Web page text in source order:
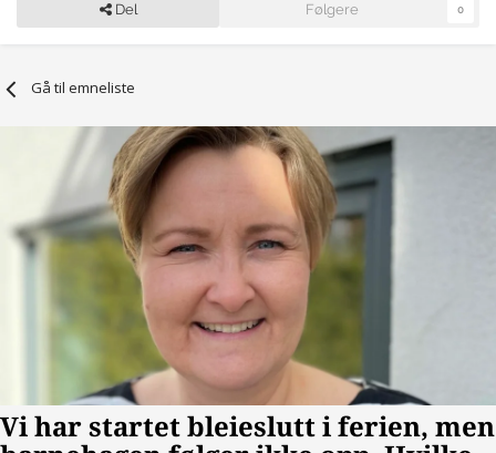
Del Følgere 0
Gå til emneliste